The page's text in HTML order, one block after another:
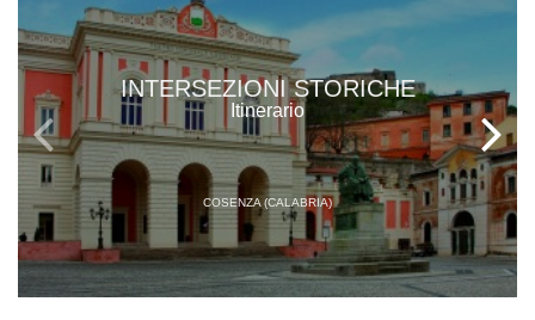
INTERSEZIONI STORICHE
Itinerario
COSENZA (CALABRIA)